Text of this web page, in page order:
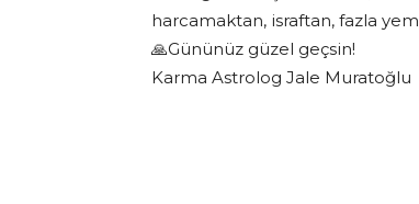
harcamaktan, israftan, fazla
🙏Gününüz güzel geçsin!
Karma Astrolog Jale Muratoğlu